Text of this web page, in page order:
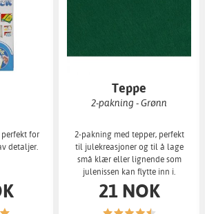
for
detaljer.
Teppe
2-pakning - Grønn
2-pakning med tepper, perfekt
til julekreasjoner og til å lage
små klær eller lignende som
julenissen kan flytte inn i.
21 NOK